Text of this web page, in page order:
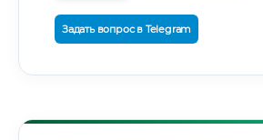
Задать вопрос в Telegram